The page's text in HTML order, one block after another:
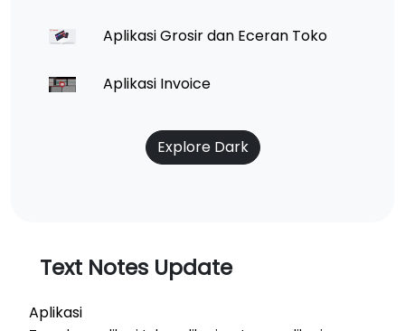
Aplikasi Grosir dan Eceran Toko
Aplikasi Invoice
Explore Dark
Text Notes Update
Aplikasi